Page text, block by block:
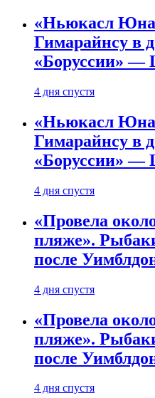
«Ньюкасл
Гимарайнсу в
«Боруссии» —
4 дня спустя
«Ньюкасл
Гимарайнсу в
«Боруссии» —
4 дня спустя
«Провела
пляже».
после
4 дня спустя
«Провела
пляже».
после
4 дня спустя